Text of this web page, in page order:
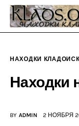
НАХОДКИ
Находки
BY ADMIN 2 НОЯБРЯ